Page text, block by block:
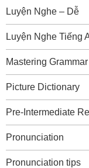
Luyện Nghe – Dễ
Luyện Nghe Tiếng
Mastering
Picture Dictionary
Pre-Intermediate
Pronunciation
Pronunciation tips